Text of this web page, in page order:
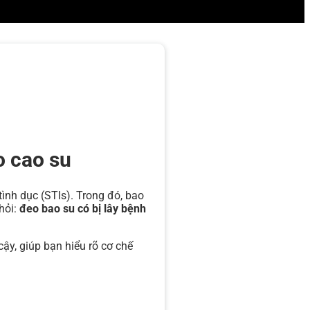
cao su
dục (STIs). Trong đó, bao
đeo bao su có bị lây bệnh
giúp bạn hiểu rõ cơ chế